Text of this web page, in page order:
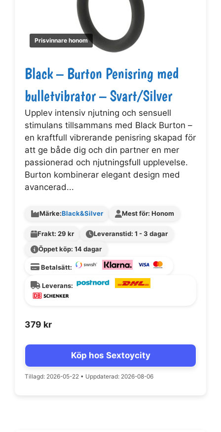
Prisvinnare honom
Black – Burton Penisring med
bulletvibrator – Svart/Silver
Upplev intensiv njutning och sensuell
stimulans tillsammans med Black Burton –
en kraftfull vibrerande penisring skapad för
att ge både dig och din partner en mer
passionerad och njutningsfull upplevelse.
Burton kombinerar elegant design med
avancerad...
Märke:Black&Silver Mest för: Honom
Frakt: 29 kr
Leveranstid: 1 - 3 dagar
Öppet köp: 14 dagar
Betalsätt:
Leverans:
379 kr
Köp hos Sextoycity
Tillagd: 2026-05-22 • Uppdaterad: 2026-08-06